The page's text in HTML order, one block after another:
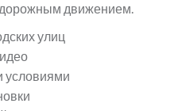
дорожным движением.
улиц
условиями